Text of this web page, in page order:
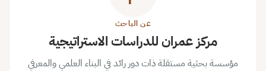
عن الباحث
مركز عمران للدراسات الاستراتيجية
مؤسسة بحثية مستقلة ذات دور رائد في البناء العلمي والمعرفي